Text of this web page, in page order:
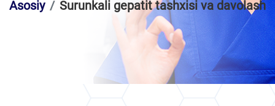
Asosiy Surunkali gepatit tashxisi va davolash